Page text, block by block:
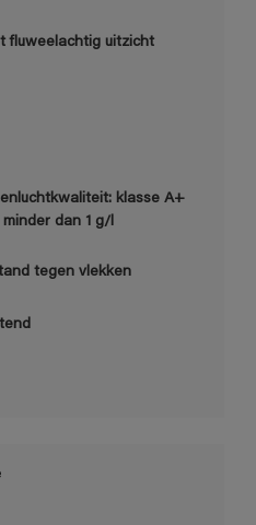
fluweelachtig uitzicht
klasse A+
dan 1 g/l
tegen vlekken